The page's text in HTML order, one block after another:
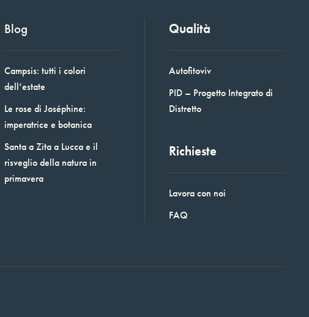
Blog
Campsis: tutti i colori
dell’estate
Le rose di Joséphine:
imperatrice e botanica
Santa a Zita a Lucca e il
risveglio della natura in
primavera
Qualità
Autofitoviv
PID – Progetto Integrato di
Distretto
Richieste
Lavora con noi
FAQ